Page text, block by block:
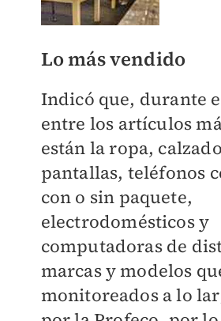
Lo más vendido
Indicó que, durante
entre los artículos
están la ropa,
pantallas, teléfonos
con o sin paquete,
electrodomésticos y
computadoras de
marcas y modelos
monitoreados a lo